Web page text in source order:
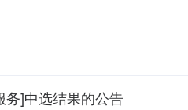
预算5500元选取中介机构方式：
务]中选结果的公告